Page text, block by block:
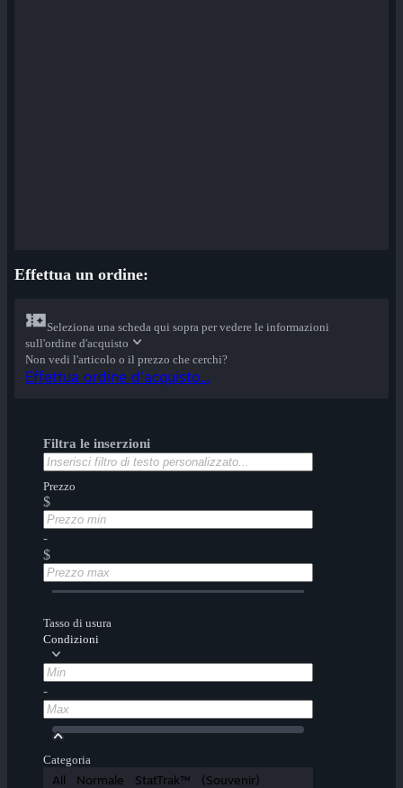
Effettua un ordine:
Seleziona una scheda qui sopra per vedere le informazioni
sull'ordine d'acquisto
Non vedi l'articolo o il prezzo che cerchi?
Effettua ordine d'acquisto...
Filtra le inserzioni
Prezzo
$
-
$
Tasso di usura
Condizioni
-
Categoria
All Normale StatTrak™ (Souvenir)